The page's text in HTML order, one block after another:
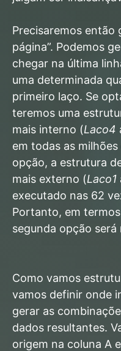
Precisaremos então
página”. Podemos
chegar na última
uma determinada
primeiro laço. Se
teremos uma
mais interno (Laco4
em todas as
opção, a estrutura
mais externo (Laco1
executado nas 62
Portanto, em
segunda opção
Como vamos
vamos definir onde
gerar as
dados resultantes.
origem na coluna A